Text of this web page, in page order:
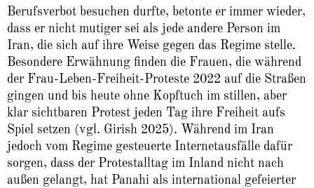
Berufsverbot besuchen durfte, betonte er immer wieder,
dass er nicht mutiger sei als jede andere Person im
Iran, die sich auf ihre Weise gegen das Regime stelle.
Besondere Erwähnung finden die Frauen, die während
der Frau-Leben-Freiheit-Proteste 2022 auf die Straßen
gingen und bis heute ohne Kopftuch im stillen, aber
klar sichtbaren Protest jeden Tag ihre Freiheit aufs
Spiel setzen (vgl. Girish 2025). Während im Iran
jedoch vom Regime gesteuerte Internetausfälle dafür
sorgen, dass der Protestalltag im Inland nicht nach
außen gelangt, hat Panahi als international gefeierter